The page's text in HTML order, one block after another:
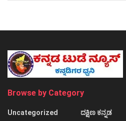
Browse by Category
Uncategorized
ದಕ್ಷಿಣ ಕನ್ನಡ